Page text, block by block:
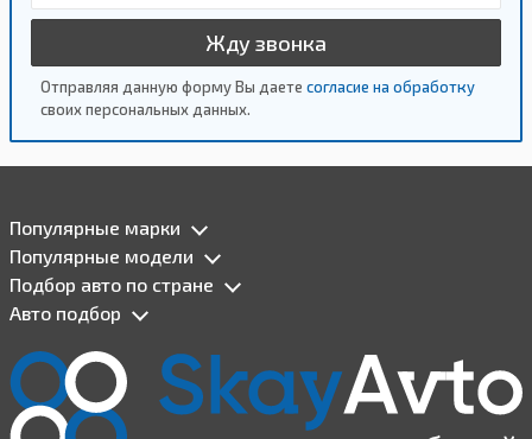
Жду звонка
Отправляя данную форму Вы даете согласие на обработку
своих персональных данных.
Популярные марки
Популярные модели
Подбор авто по стране
Авто подбор